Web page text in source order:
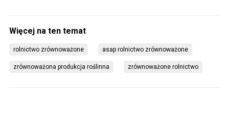
rolnictwo zrównoważone asap rolnictwo zrównoważone
zrównoważona produkcja roślinna zrównoważone rolnictwo